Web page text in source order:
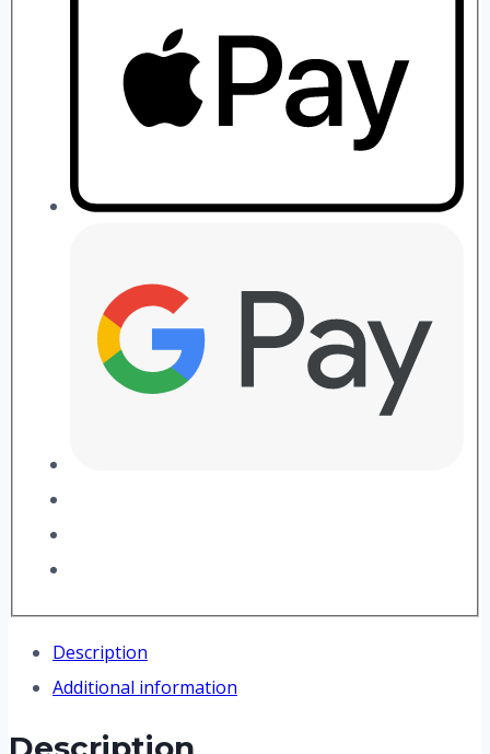
Description
Additional information